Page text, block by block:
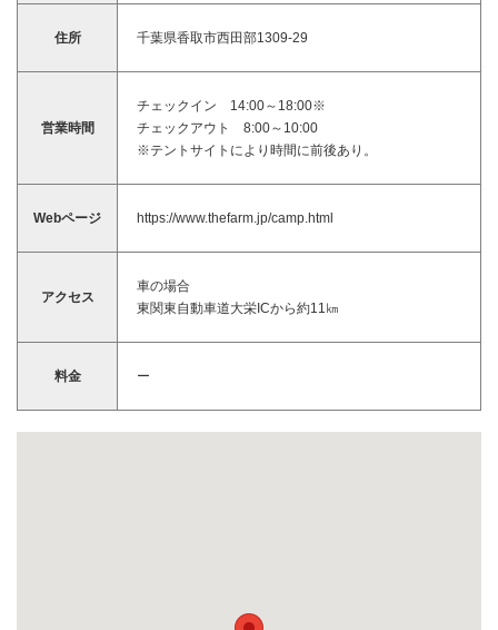
住所 千葉県香取市西田部1309-29
営業時間
チェックイン 14:00～18:00※
チェックアウト 8:00～10:00
※テントサイトにより時間に前後あり。
Webページ https://www.thefarm.jp/camp.html
アクセス
車の場合
東関東自動車道大栄ICから約11㎞
料金 ー